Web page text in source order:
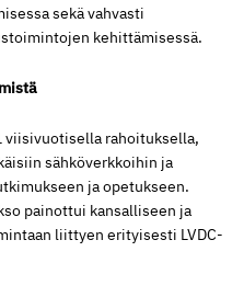
sekä vahvasti
kehittämisessä.
viisivuotisella rahoituksella,
sähköverkkoihin ja
ja opetukseen.
painottui kansalliseen ja
liittyen erityisesti LVDC-